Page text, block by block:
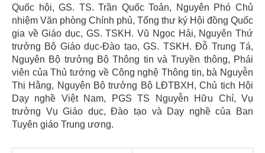
Quốc hội, GS. TS. Trần Quốc Toản, Nguyên Phó Chủ
nhiệm Văn phòng Chính phủ, Tổng thư ký Hội đồng Quốc
gia về Giáo dục, GS. TSKH. Vũ Ngọc Hải, Nguyên Thứ
trưởng Bộ Giáo dục-Đào tạo, GS. TSKH. Đỗ Trung Tá,
Nguyên Bộ trưởng Bộ Thông tin và Truyền thông, Phái
viên của Thủ tướng về Công nghệ Thông tin, bà Nguyễn
Thị Hằng, Nguyên Bộ trưởng Bộ LĐTBXH, Chủ tịch Hội
Dạy nghề Việt Nam, PGS TS Nguyễn Hữu Chí, Vụ
trưởng Vụ Giáo dục, Đào tạo và Dạy nghề của Ban
Tuyên giáo Trung ương.